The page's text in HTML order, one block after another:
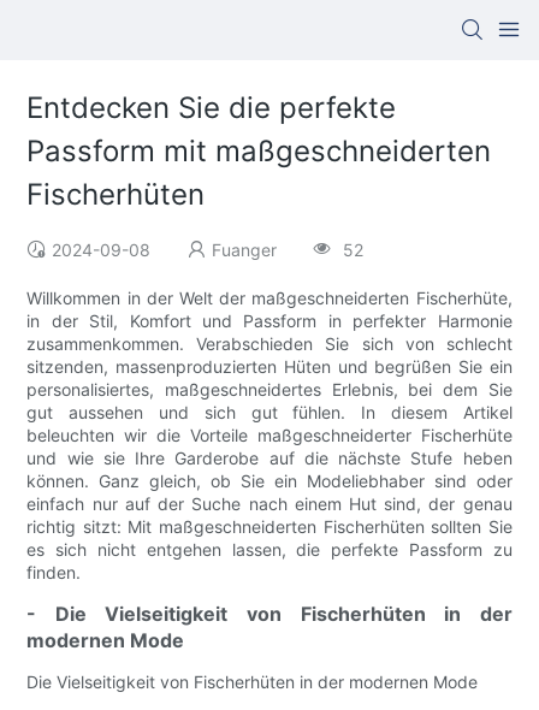
Entdecken Sie die perfekte
Passform mit maßgeschneiderten
Fischerhüten
2024-09-08 Fuanger 52
Willkommen in der Welt der maßgeschneiderten Fischerhüte,
in der Stil, Komfort und Passform in perfekter Harmonie
zusammenkommen. Verabschieden Sie sich von schlecht
sitzenden, massenproduzierten Hüten und begrüßen Sie ein
personalisiertes, maßgeschneidertes Erlebnis, bei dem Sie
gut aussehen und sich gut fühlen. In diesem Artikel
beleuchten wir die Vorteile maßgeschneiderter Fischerhüte
und wie sie Ihre Garderobe auf die nächste Stufe heben
können. Ganz gleich, ob Sie ein Modeliebhaber sind oder
einfach nur auf der Suche nach einem Hut sind, der genau
richtig sitzt: Mit maßgeschneiderten Fischerhüten sollten Sie
es sich nicht entgehen lassen, die perfekte Passform zu
finden.
- Die Vielseitigkeit von Fischerhüten in der
modernen Mode
Die Vielseitigkeit von Fischerhüten in der modernen Mode